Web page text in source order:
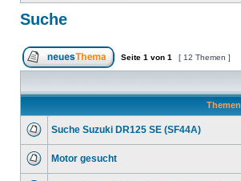
Suche
Seite 1 von 1 [ 12 Themen ]
Themen
Suche Suzuki DR125 SE (SF44A)
Motor gesucht